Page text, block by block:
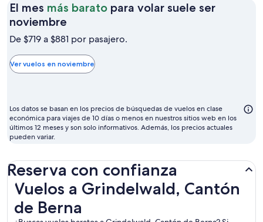
El mes más barato para volar suele ser
noviembre
mes
barato
para
suele
ser
noviembre
De $719 a $881 por pasajero.
Ver vuelos en noviembre
Los datos se basan en los precios de búsquedas de vuelos en clase
económica para viajes de 10 días o menos en nuestros sitios web en los
últimos 12 meses y son solo informativos. Además, los precios actuales
pueden variar.
Reserva con confianza
Vuelos a Grindelwald, Cantón
de Berna
Vuelos a Grindelwald, Cantón de Berna